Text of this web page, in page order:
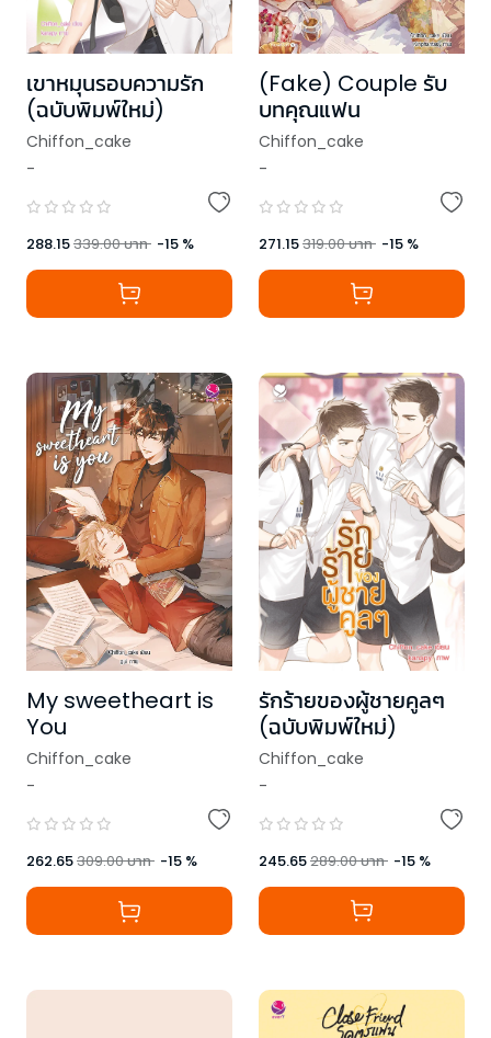
เขาหมุนรอบความรัก
(ฉบับพิมพ์ใหม่)
Chiffon_cake
-
288.15339.00บาท -15 %
(Fake) Couple รับ
บทคุณแฟน
Chiffon_cake
-
271.15319.00บาท -15 %
My sweetheart is
You
Chiffon_cake
-
262.65309.00บาท -15 %
รักร้ายของผู้ชายคูลๆ
(ฉบับพิมพ์ใหม่)
Chiffon_cake
-
245.65289.00บาท -15 %